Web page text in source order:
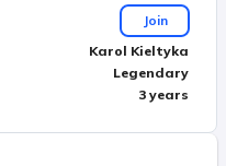
Join
Karol Kieltyka
Legendary
3 years